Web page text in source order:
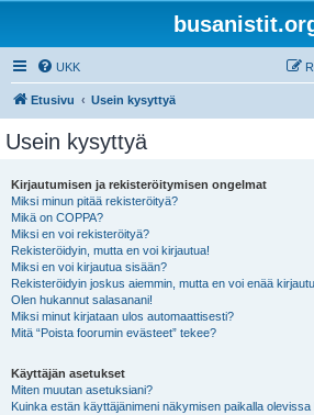
UKK
Etusivu Usein kysyttyä
Usein kysyttyä
Kirjautumisen ja rekisteröitymisen ongelmat
Miksi minun pitää rekisteröityä?
Mikä on COPPA?
Miksi en voi rekisteröityä?
Rekisteröidyin, mutta en voi kirjautua!
Miksi en voi kirjautua sisään?
Rekisteröidyin joskus aiemmin, mutta en voi enää
Olen hukannut salasanani!
Miksi minut kirjataan ulos automaattisesti?
Mitä “Poista foorumin evästeet” tekee?
Käyttäjän asetukset
Miten muutan asetuksiani?
Kuinka estän käyttäjänimeni näkymisen paikalla